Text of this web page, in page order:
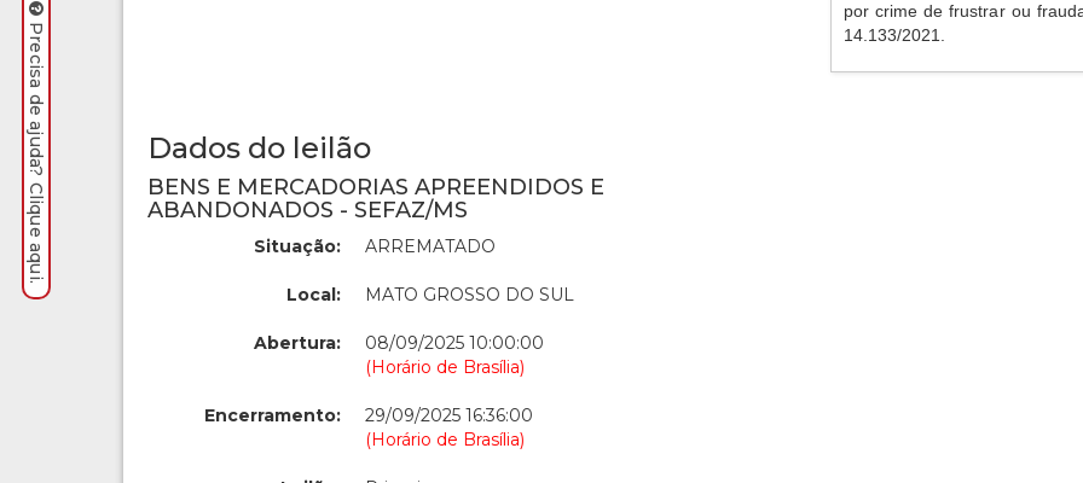
por crime de frustrar ou
14.133/2021.
Dados do leilão
BENS E MERCADORIAS APREENDIDOS E
ABANDONADOS - SEFAZ/MS
Situação: ARREMATADO
Local: MATO GROSSO DO SUL
Abertura:
08/09/2025 10:00:00
(Horário de Brasília)
Encerramento:
29/09/2025 16:36:00
(Horário de Brasília)
Precisa de ajuda? Clique aqui.